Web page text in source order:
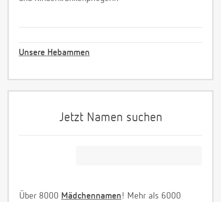
Unsere Hebammen
Jetzt Namen suchen
Über 8000 Mädchennamen! Mehr als 6000